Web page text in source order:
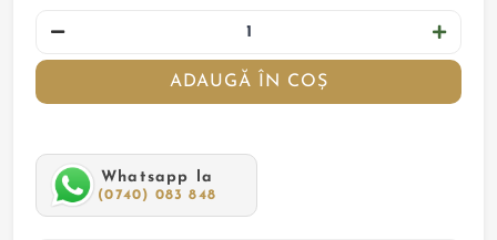
ADAUGĂ ÎN COȘ
Whatsapp la
(0740) 083 848